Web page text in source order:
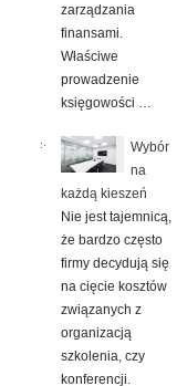
zarządzania
finansami.
Właściwe
prowadzenie
księgowości …
Wybór
na
każdą kieszeń
Nie jest tajemnicą,
że bardzo często
firmy decydują się
na cięcie kosztów
związanych z
organizacją
szkolenia, czy
konferencji.